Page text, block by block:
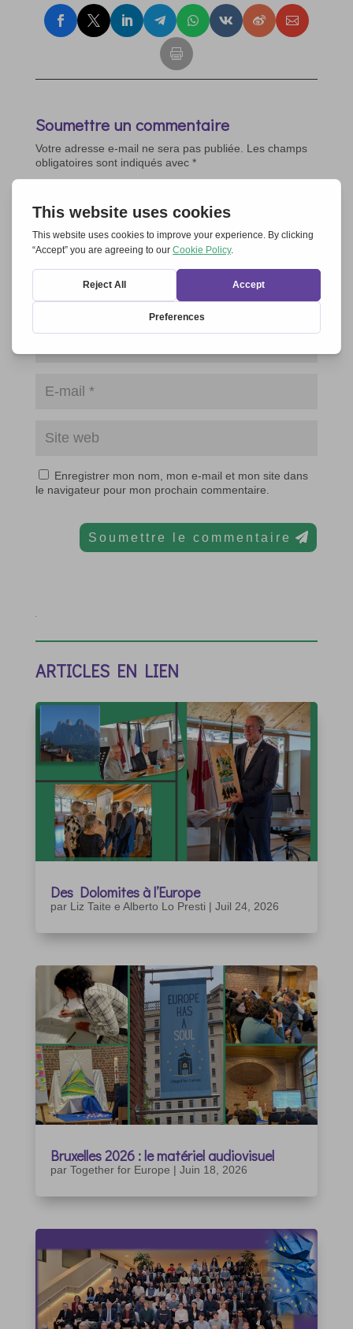
Soumettre un commentaire
Votre adresse e-mail ne sera pas publiée.
Les champs
obligatoires sont indiqués avec *
Enregistrer mon nom, mon e-mail et mon site dans
le navigateur pour mon prochain commentaire.
Soumettre le commentaire
ARTICLES EN LIEN
Des Dolomites à l’Europe
par Liz Taite e Alberto Lo Presti | Juil 24, 2026
Bruxelles 2026 : le matériel audiovisuel
par Together for Europe | Juin 18, 2026